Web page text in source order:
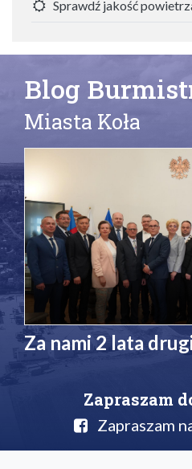
Sprawdź jakość
Blog
Miasta Koła
Za nami 2 lata
Zapraszam
Zapraszam